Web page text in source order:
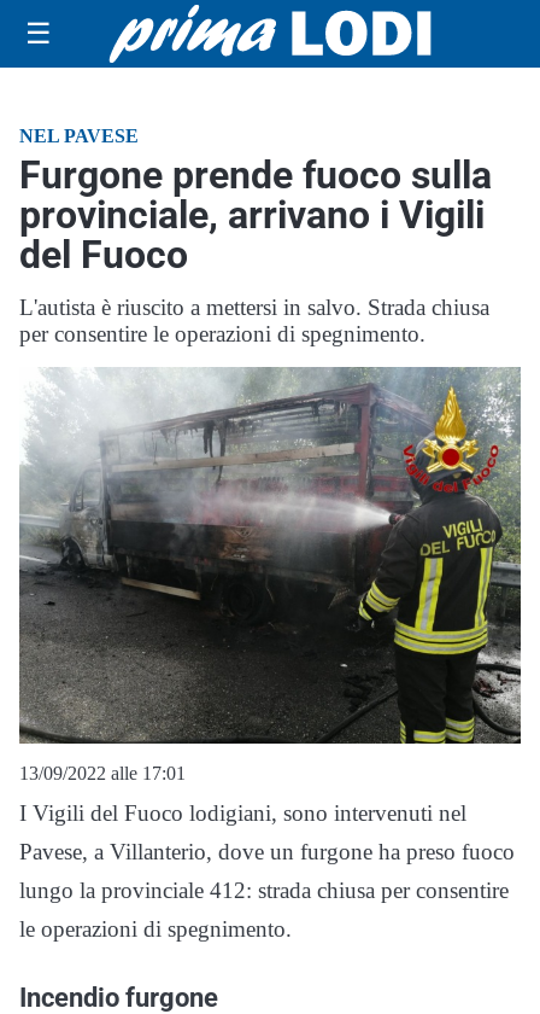
☰
NEL PAVESE
Furgone prende fuoco sulla
provinciale, arrivano i Vigili
del Fuoco
L'autista è riuscito a mettersi in salvo. Strada chiusa
per consentire le operazioni di spegnimento.
13/09/2022 alle 17:01
I Vigili del Fuoco lodigiani, sono intervenuti nel
Pavese, a Villanterio, dove un furgone ha preso fuoco
lungo la provinciale 412: strada chiusa per consentire
le operazioni di spegnimento.
Incendio furgone